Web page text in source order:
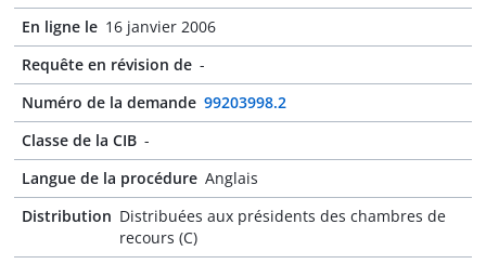
En ligne le 16 janvier 2006
Requête en révision de -
Numéro de la demande 99203998.2
Classe de la CIB -
Langue de la procédure Anglais
Distribution Distribuées aux présidents des chambres de
recours (C)